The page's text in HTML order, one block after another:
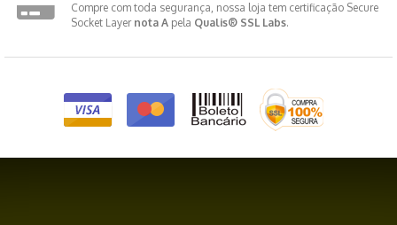
Compre com toda segurança, nossa loja tem certificação Secure
Socket Layer nota A pela Qualis® SSL Labs.